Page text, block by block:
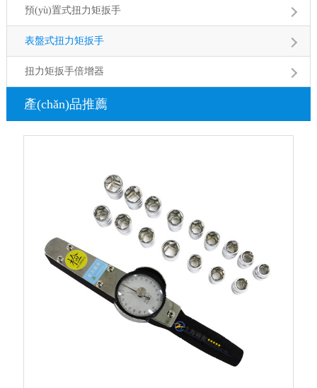
預(yù)置式扭力矩扳手
表盤式扭力矩扳手
扭力矩扳手倍增器
產(chǎn)品推薦